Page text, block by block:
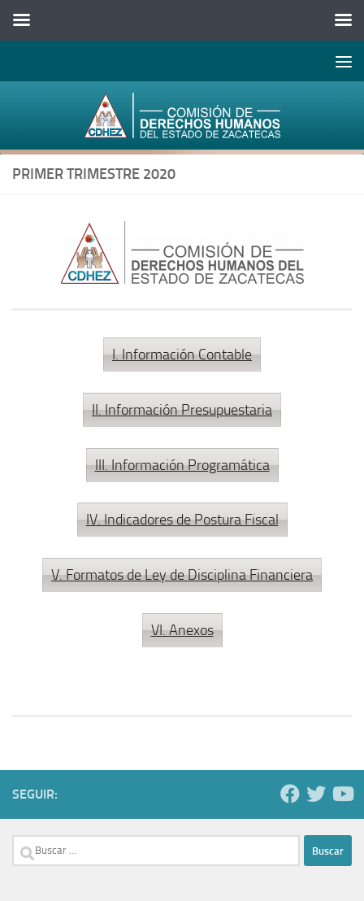
Abrir
PRIMER TRIMESTRE 2020
I. Información Contable
II. Información Presupuestaria
III. Información Programática
IV. Indicadores de Postura Fiscal
V. Formatos de Ley de Disciplina Financiera
VI. Anexos
SEGUIR:
Buscar: